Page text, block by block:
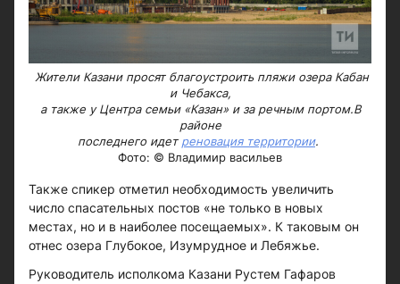
Жители Казани просят благоустроить пляжи озера Кабан
и Чебакса,
а также у Центра семьи «Казан» и за речным портом.В
районе
последнего идет реновация территории.
Фото: © Владимир васильев
Также спикер отметил необходимость увеличить
число спасательных постов «не только в новых
местах, но и в наиболее посещаемых». К таковым он
отнес озера Глубокое, Изумрудное и Лебяжье.
Руководитель исполкома Казани Рустем Гафаров